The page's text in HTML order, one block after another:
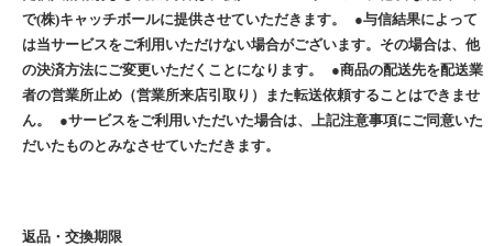
で(株)キャッチボールに提供させていただきます。 ●与信結果によって
は当サービスをご利用いただけない場合がございます。その場合は、他
の決済方法にご変更いただくことになります。 ●商品の配送先を配送業
者の営業所止め（営業所来店引取り）また転送依頼することはできませ
ん。 ●サービスをご利用いただいた場合は、上記注意事項にご同意いた
だいたものとみなさせていただきます。
返品・交換期限